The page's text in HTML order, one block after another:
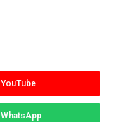
YouTube
WhatsApp